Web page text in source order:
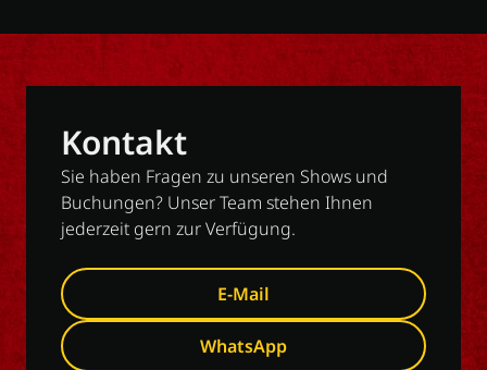
Kontakt
Sie haben Fragen zu unseren Shows und
Buchungen? Unser Team stehen Ihnen
jederzeit gern zur Verfügung.
E-Mail
WhatsApp